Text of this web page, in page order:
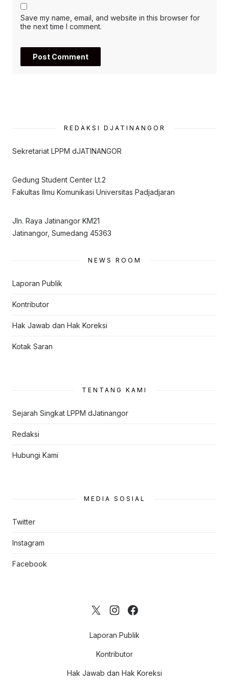
Save my name, email, and website in this browser for
the next time I comment.
REDAKSI DJATINANGOR
Sekretariat LPPM dJATINANGOR
Gedung Student Center Lt.2
Fakultas Ilmu Komunikasi Universitas Padjadjaran
Jln. Raya Jatinangor KM21
Jatinangor, Sumedang 45363
NEWS ROOM
Laporan Publik
Kontributor
Hak Jawab dan Hak Koreksi
Kotak Saran
TENTANG KAMI
Sejarah Singkat LPPM dJatinangor
Redaksi
Hubungi Kami
MEDIA SOSIAL
Twitter
Instagram
Facebook
Laporan Publik
Kontributor
Hak Jawab dan Hak Koreksi